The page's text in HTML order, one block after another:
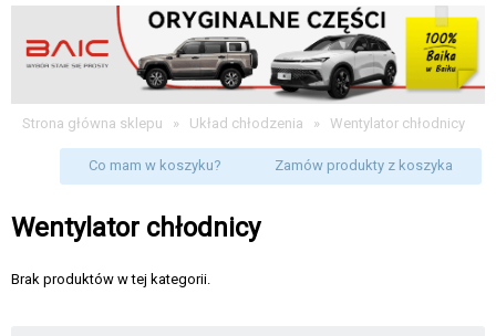
Strona główna sklepu » Układ chłodzenia » Wentylator chłodnicy
Co mam w koszyku? Zamów produkty z koszyka
Wentylator chłodnicy
Brak produktów w tej kategorii.